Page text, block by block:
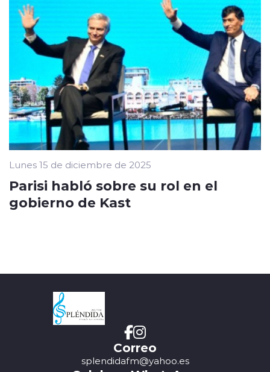
Lunes 15 de diciembre de 2025
Parisi habló sobre su rol en el
gobierno de Kast
Correo
splendidafm@yahoo.es